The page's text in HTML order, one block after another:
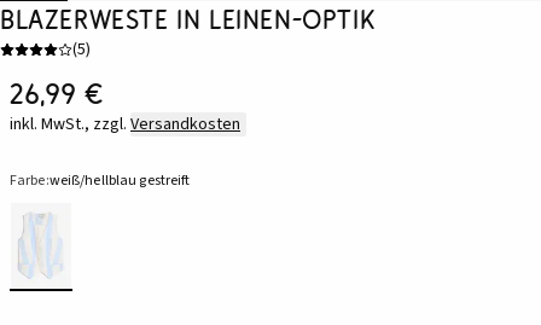
Blazerweste in Leinen-Optik
(5)
26,99 €
inkl. MwSt., zzgl. Versandkosten
Farbe:weiß/hellblau gestreift